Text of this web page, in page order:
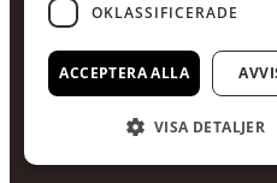
OKLASSIFICERADE
ACCEPTERA ALLA
VISA DETALJER